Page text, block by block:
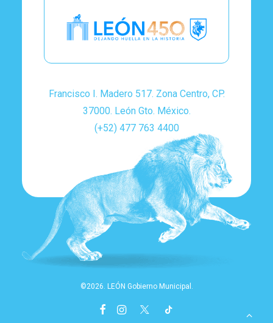
Francisco I. Madero 517. Zona Centro, CP.
37000. León Gto. México.
(+52) 477 763 4400
©2026. LEÓN Gobierno Municipal.